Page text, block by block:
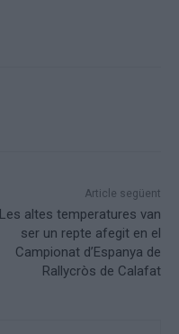
Article següent
Les altes temperatures van
ser un repte afegit en el
Campionat d’Espanya de
Rallycròs de Calafat